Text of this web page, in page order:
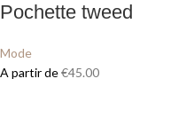
Pochette tweed
Mode
A partir de€45.00